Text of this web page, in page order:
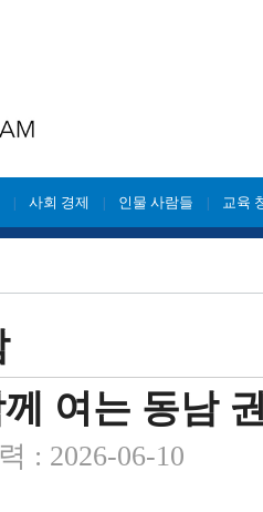
사회 경제 인물 사람들 교육
여는 동남
: 2026-06-10